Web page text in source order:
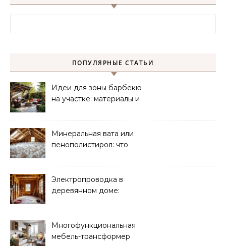
ПОПУЛЯРНЫЕ СТАТЬИ
Идеи для зоны барбекю
на участке: материалы и
Минеральная вата или
пенополистирол: что
Электропроводка в
деревянном доме:
Многофункциональная
мебель-трансформер